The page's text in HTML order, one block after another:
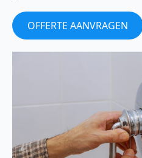
OFFERTE AANVRAGEN